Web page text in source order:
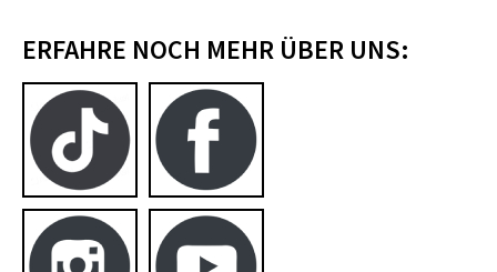
ERFAHRE NOCH MEHR ÜBER UNS: